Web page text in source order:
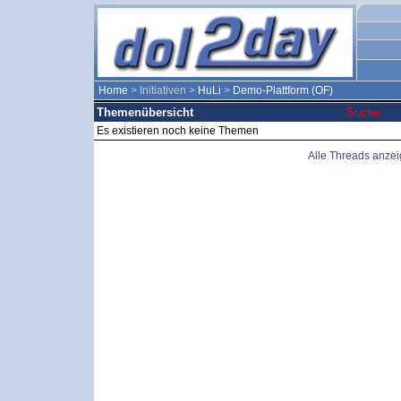
Home > Initiativen > HuLi > Demo-Plattform (OF)
Themenübersicht Suche
Es existieren noch keine Themen
Alle Threads